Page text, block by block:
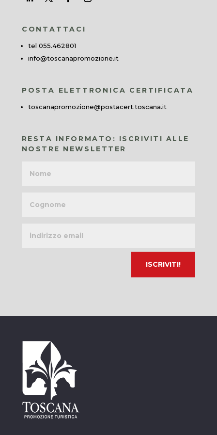
CONTATTACI
tel 055.462801
info@toscanapromozione.it
POSTA ELETTRONICA CERTIFICATA
toscanapromozione@postacert.toscana.it
RESTA INFORMATO: ISCRIVITI ALLE
NOSTRE NEWSLETTER
email